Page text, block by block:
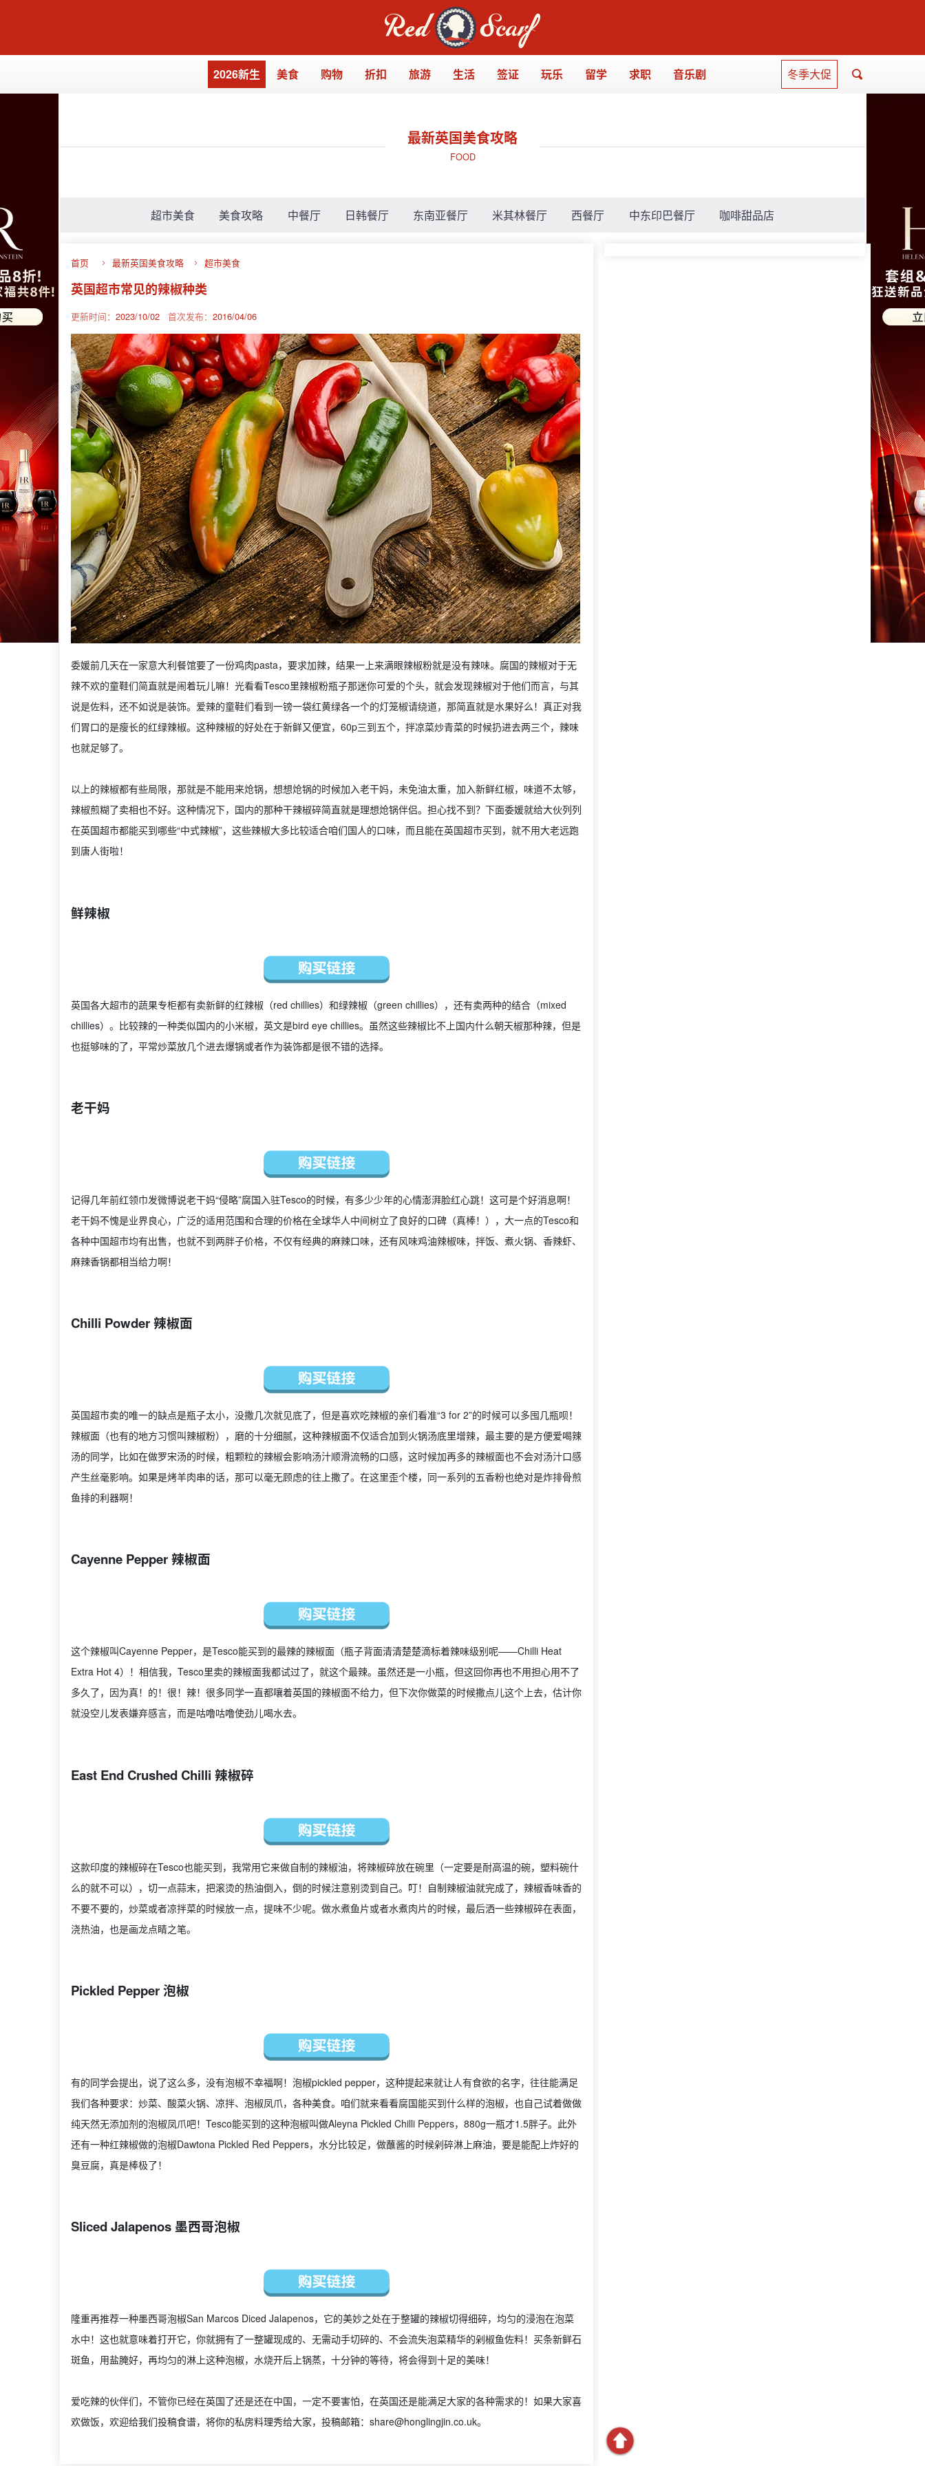
2026新生 美食 购物 折扣 旅游 生活 签证 玩乐 留学 求职 音乐剧 冬季大促
最新英国美食攻略
FOOD
超市美食 美食攻略 中餐厅 日韩餐厅 东南亚餐厅 米其林餐厅 西餐厅 中东印巴餐厅 咖啡甜品店
首页 最新英国美食攻略 超市美食
英国超市常见的辣椒种类
更新时间： 2023/10/02 首次发布： 2016/04/06
委媛前几天在一家意大利餐馆要了一份鸡肉pasta，要求加辣，结果一上来满眼辣椒粉就是没有辣味。腐国的辣椒对于无
辣不欢的童鞋们简直就是闹着玩儿嘛！光看看Tesco里辣椒粉瓶子那迷你可爱的个头，就会发现辣椒对于他们而言，与其
说是佐料，还不如说是装饰。爱辣的童鞋们看到一镑一袋红黄绿各一个的灯笼椒请绕道，那简直就是水果好么！真正对我
们胃口的是瘦长的红绿辣椒。这种辣椒的好处在于新鲜又便宜，60p三到五个，拌凉菜炒青菜的时候扔进去两三个，辣味
也就足够了。
以上的辣椒都有些局限，那就是不能用来炝锅，想想炝锅的时候加入老干妈，未免油太重，加入新鲜红椒，味道不太够，
辣椒煎糊了卖相也不好。这种情况下，国内的那种干辣椒碎简直就是理想炝锅伴侣。担心找不到？下面委媛就给大伙列列
在英国超市都能买到哪些“中式辣椒”，这些辣椒大多比较适合咱们国人的口味，而且能在英国超市买到，就不用大老远跑
到唐人街啦！
鲜辣椒
英国各大超市的蔬果专柜都有卖新鲜的红辣椒（red chillies）和绿辣椒（green chillies），还有卖两种的结合（mixed
chillies）。比较辣的一种类似国内的小米椒，英文是bird eye chillies。虽然这些辣椒比不上国内什么朝天椒那种辣，但是
也挺够味的了，平常炒菜放几个进去爆锅或者作为装饰都是很不错的选择。
老干妈
记得几年前红领巾发微博说老干妈“侵略”腐国入驻Tesco的时候，有多少少年的心情澎湃脸红心跳！这可是个好消息啊！
老干妈不愧是业界良心，广泛的适用范围和合理的价格在全球华人中间树立了良好的口碑（真棒！），大一点的Tesco和
各种中国超市均有出售，也就不到两胖子价格，不仅有经典的麻辣口味，还有风味鸡油辣椒味，拌饭、煮火锅、香辣虾、
麻辣香锅都相当给力啊！
Chilli Powder 辣椒面
英国超市卖的唯一的缺点是瓶子太小，没撒几次就见底了，但是喜欢吃辣椒的亲们看准“3 for 2”的时候可以多囤几瓶呗！
辣椒面（也有的地方习惯叫辣椒粉），磨的十分细腻，这种辣椒面不仅适合加到火锅汤底里增辣，最主要的是方便爱喝辣
汤的同学，比如在做罗宋汤的时候，粗颗粒的辣椒会影响汤汁顺滑流畅的口感，这时候加再多的辣椒面也不会对汤汁口感
产生丝毫影响。如果是烤羊肉串的话，那可以毫无顾虑的往上撒了。在这里歪个楼，同一系列的五香粉也绝对是炸排骨煎
鱼排的利器啊！
Cayenne Pepper 辣椒面
这个辣椒叫Cayenne Pepper，是Tesco能买到的最辣的辣椒面（瓶子背面清清楚楚滴标着辣味级别呢——Chilli Heat
Extra Hot 4）！相信我，Tesco里卖的辣椒面我都试过了，就这个最辣。虽然还是一小瓶，但这回你再也不用担心用不了
多久了，因为真！的！很！辣！很多同学一直都嚷着英国的辣椒面不给力，但下次你做菜的时候撒点儿这个上去，估计你
就没空儿发表嫌弃感言，而是咕噜咕噜使劲儿喝水去。
East End Crushed Chilli 辣椒碎
这款印度的辣椒碎在Tesco也能买到，我常用它来做自制的辣椒油，将辣椒碎放在碗里（一定要是耐高温的碗，塑料碗什
么的就不可以），切一点蒜末，把滚烫的热油倒入，倒的时候注意别烫到自己。叮！自制辣椒油就完成了，辣椒香味香的
不要不要的，炒菜或者凉拌菜的时候放一点，提味不少呢。做水煮鱼片或者水煮肉片的时候，最后洒一些辣椒碎在表面，
浇热油，也是画龙点睛之笔。
Pickled Pepper 泡椒
有的同学会提出，说了这么多，没有泡椒不幸福啊！泡椒pickled pepper，这种提起来就让人有食欲的名字，往往能满足
我们各种要求：炒菜、酸菜火锅、凉拌、泡椒凤爪，各种美食。咱们就来看看腐国能买到什么样的泡椒，也自己试着做做
纯天然无添加剂的泡椒凤爪吧！Tesco能买到的这种泡椒叫做Aleyna Pickled Chilli Peppers，880g一瓶才1.5胖子。此外
还有一种红辣椒做的泡椒Dawtona Pickled Red Peppers，水分比较足，做蘸酱的时候剁碎淋上麻油，要是能配上炸好的
臭豆腐，真是棒极了！
Sliced Jalapenos 墨西哥泡椒
隆重再推荐一种墨西哥泡椒San Marcos Diced Jalapenos，它的美妙之处在于整罐的辣椒切得细碎，均匀的浸泡在泡菜
水中！这也就意味着打开它，你就拥有了一整罐现成的、无需动手切碎的、不会流失泡菜精华的剁椒鱼佐料！买条新鲜石
斑鱼，用盐腌好，再均匀的淋上这种泡椒，水烧开后上锅蒸，十分钟的等待，将会得到十足的美味！
爱吃辣的伙伴们，不管你已经在英国了还是还在中国，一定不要害怕，在英国还是能满足大家的各种需求的！如果大家喜
欢做饭，欢迎给我们投稿食谱，将你的私房料理秀给大家，投稿邮箱： share@honglingjin.co.uk。